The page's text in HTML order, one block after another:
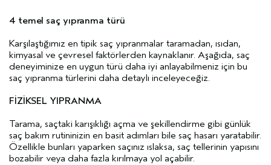
4 temel saç yıpranma türü
Karşılaştığımız en tipik saç yıpranmalar taramadan, ısıdan,
kimyasal ve çevresel faktörlerden kaynaklanır. Aşağıda, saç
deneyiminize en uygun türü daha iyi anlayabilmeniz için bu
saç yıpranma türlerini daha detaylı inceleyeceğiz.
FİZİKSEL YIPRANMA
Tarama, saçtaki karışıklığı açma ve şekillendirme gibi günlük
saç bakım rutininizin en basit adımları bile saç hasarı yaratabilir.
Özellikle bunları yaparken saçınız ıslaksa, saç tellerinin yapısını
bozabilir veya daha fazla kırılmaya yol açabilir.